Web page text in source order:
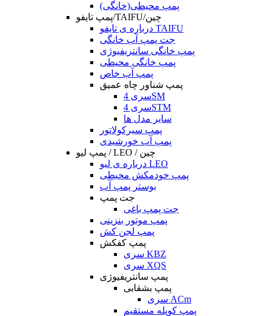
پمپ محیطی(خانگی)
پمپ تایفو/TAIFU/چین
درباره ی تایفو TAIFU
جت پمپ آب خانگی
پمپ خانگی سانتریفیوژی
پمپ خانگی محیطی
پمپ آب خاص
پمپ شناور چاه عمیق
سری 4SM
سری 4STM
سایر مدل ها
پمپ سیرکولاتور
پمپ آب خورشیدی
پمپ لیو / LEO / چین
درباره ی لیو LEO
پمپ خودمکش محیطی
بوستر پمپ آب
جت پمپ
جت پمپ باغی
پمپ موتور بنزینی
پمپ لجن کش
پمپ کفکش
سری KBZ
سری XQS
پمپ سانتریفیوژی
پمپ بشقابی
سری ACm
پمپ کوپله مستقیم